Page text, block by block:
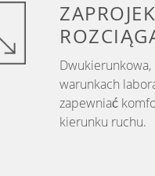
warunkach
zapewniać
kierunku ruchu.